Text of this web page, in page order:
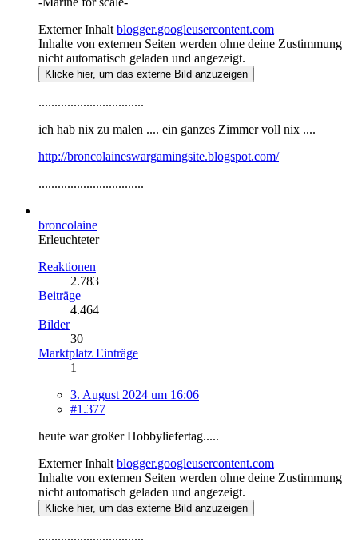
Externer Inhalt blogger.googleusercontent.com
Inhalte von externen Seiten werden ohne deine Zustimmung
nicht automatisch geladen und angezeigt.
Klicke hier, um das externe Bild anzuzeigen
.................................
ich hab nix zu malen .... ein ganzes Zimmer voll nix ....
http://broncolaineswargamingsite.blogspot.com/
.................................
broncolaine
Erleuchteter
Reaktionen
2.783
Beiträge
4.464
Bilder
30
Marktplatz Einträge
1
3. August 2024 um 16:06
#1.377
heute war großer Hobbyliefertag.....
Externer Inhalt blogger.googleusercontent.com
Inhalte von externen Seiten werden ohne deine Zustimmung
nicht automatisch geladen und angezeigt.
Klicke hier, um das externe Bild anzuzeigen
.................................